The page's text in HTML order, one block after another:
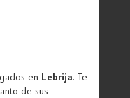
en Lebrija. Te
de sus